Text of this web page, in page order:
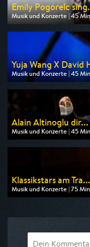
Emily Pogorelc
Musik und Konzerte | 45
Ausgestrahlt von arte
am 09.08.2026, 17:55
Yuja Wang X David
Musik und Konzerte | 45
Ausgestrahlt von arte
am 10.08.2026, 01:10
Alain Altinoglu dir...
Musik und Konzerte | 45
Ausgestrahlt von arte
am 08.08.2026, 05:30
Klassikstars am Tra...
Musik und Konzerte | 75
Ausgestrahlt von 3sat